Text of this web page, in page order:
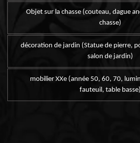
Objet sur la chasse (couteau, dague
chasse)
décoration de jardin (Statue de pierre,
salon de jardin)
mobilier XXe (année 50, 60, 70,
fauteuil, table basse)